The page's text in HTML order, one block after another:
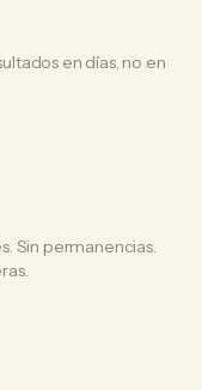
en días, no en
Sin permanencias.